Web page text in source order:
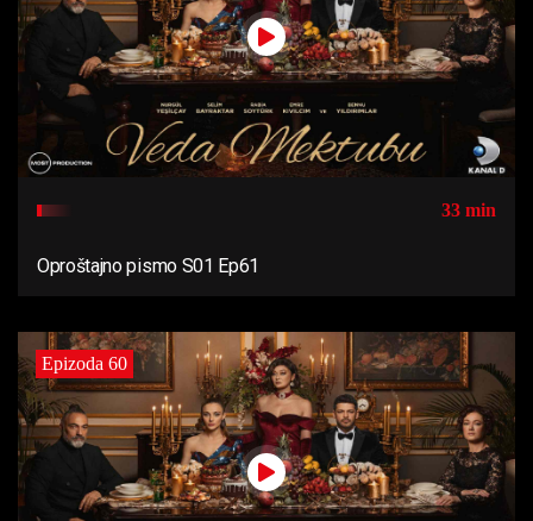
33 min
Oproštajno pismo S01 Ep61
Epizoda 60